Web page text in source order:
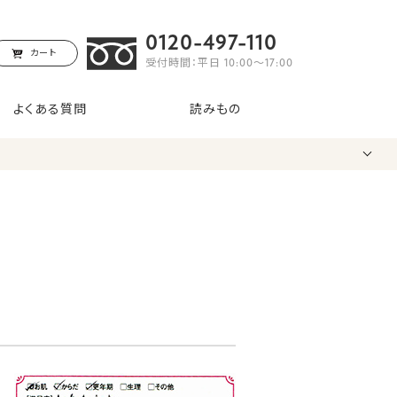
カート 0120-497-110
受付時間：平日 10:00〜17:00
よくある質問 読みもの